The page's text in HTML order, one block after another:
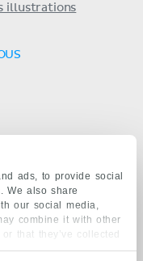
ads, to provide social
We also share
our social media,
combine it with other
that they’ve collected
illustrations